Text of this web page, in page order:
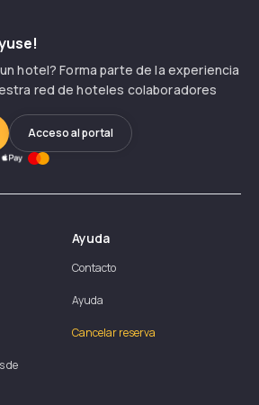
hotel? Forma parte de la experiencia
red de hoteles colaboradores
Acceso al portal
de
Ayuda
Contacto
Ayuda
Cancelar reserva